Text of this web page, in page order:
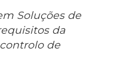
Soluções de
da
de